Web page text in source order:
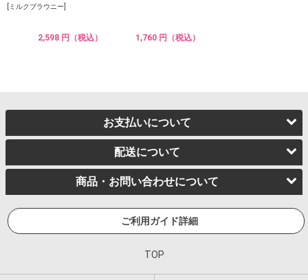
[ミルクブラウニー]
2,598 円（税込） 1,760 円（税込）
お支払いについて
配送について
商品・お問い合わせについて
ご利用ガイド詳細
TOP